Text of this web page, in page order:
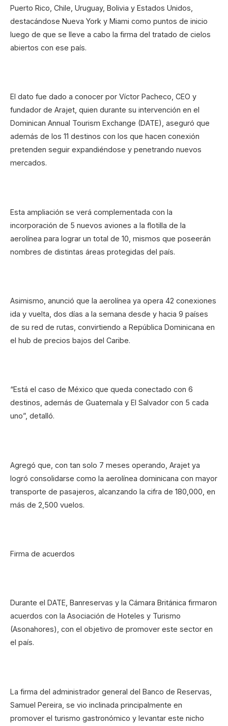
Puerto Rico, Chile, Uruguay, Bolivia y Estados Unidos,
destacándose Nueva York y Miami como puntos de inicio
luego de que se lleve a cabo la firma del tratado de cielos
abiertos con ese país.
El dato fue dado a conocer por Víctor Pacheco, CEO y
fundador de Arajet, quien durante su intervención en el
Dominican Annual Tourism Exchange (DATE), aseguró que
además de los 11 destinos con los que hacen conexión
pretenden seguir expandiéndose y penetrando nuevos
mercados.
Esta ampliación se verá complementada con la
incorporación de 5 nuevos aviones a la flotilla de la
aerolínea para lograr un total de 10, mismos que poseerán
nombres de distintas áreas protegidas del país.
Asimismo, anunció que la aerolínea ya opera 42 conexiones
ida y vuelta, dos días a la semana desde y hacia 9 países
de su red de rutas, convirtiendo a República Dominicana en
el hub de precios bajos del Caribe.
“Está el caso de México que queda conectado con 6
destinos, además de Guatemala y El Salvador con 5 cada
uno”, detalló.
Agregó que, con tan solo 7 meses operando, Arajet ya
logró consolidarse como la aerolínea dominicana con mayor
transporte de pasajeros, alcanzando la cifra de 180,000, en
más de 2,500 vuelos.
Firma de acuerdos
Durante el DATE, Banreservas y la Cámara Británica firmaron
acuerdos con la Asociación de Hoteles y Turismo
(Asonahores), con el objetivo de promover este sector en
el país.
La firma del administrador general del Banco de Reservas,
Samuel Pereira, se vio inclinada principalmente en
promover el turismo gastronómico y levantar este nicho